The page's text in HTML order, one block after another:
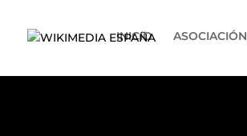
INICIO ASOCIACIÓN